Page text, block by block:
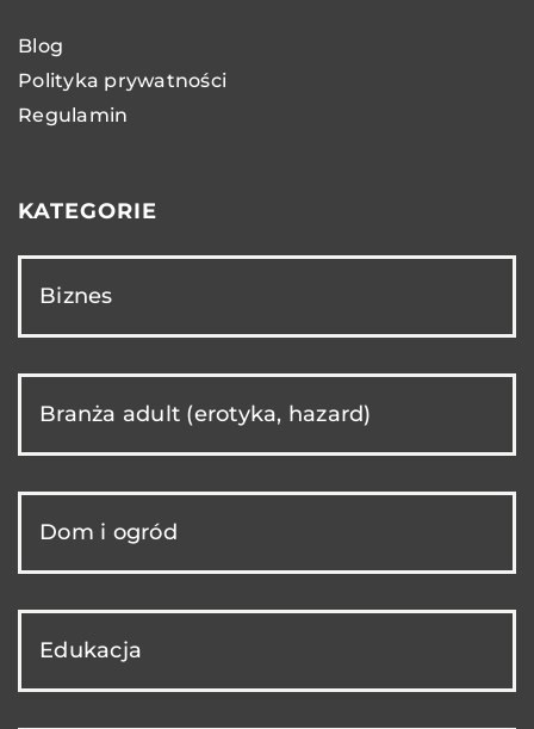
Blog
Polityka prywatności
Regulamin
KATEGORIE
Biznes
Branża adult (erotyka, hazard)
Dom i ogród
Edukacja